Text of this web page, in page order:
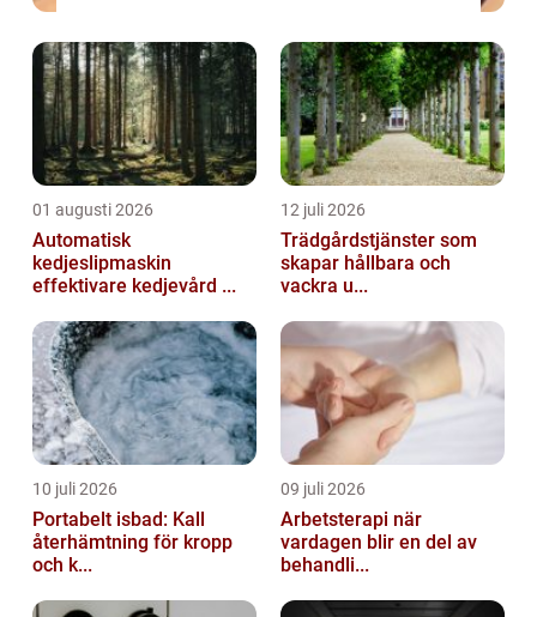
01 augusti 2026
Automatisk
kedjeslipmaskin
effektivare kedjevård ...
12 juli 2026
Trädgårdstjänster som
skapar hållbara och
vackra u...
10 juli 2026
Portabelt isbad: Kall
återhämtning för kropp
och k...
09 juli 2026
Arbetsterapi när
vardagen blir en del av
behandli...